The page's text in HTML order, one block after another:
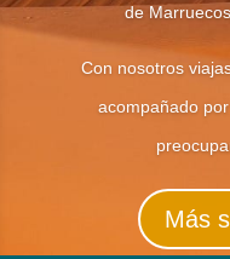
de
Con nosotros
acompañado
Más